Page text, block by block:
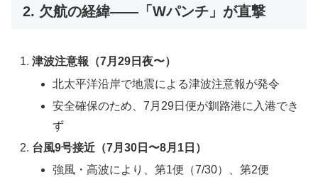
2. 欠航の経緯――「Wパンチ」が直撃
津波注意報（7月29日夜〜）
北太平洋沿岸で地震による津波注意報が発令
安全確保のため、7月29日便が釧路港に入港でき
ず
台風9号接近（7月30日〜8月1日）
強風・高波により、第1便（7/30）、第2便